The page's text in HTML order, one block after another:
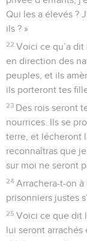
Qui les a élevés ?
ils ? »
22 Voici ce qu’a
en direction des
peuples, et ils
ils porteront tes
23 Des rois seront
nourrices. Ils se
terre, et lécheront
reconnaîtras que
sur moi ne seront
24 Arrachera-t-on à
prisonniers justes
25 Voici ce que dit
lui seront arrachés